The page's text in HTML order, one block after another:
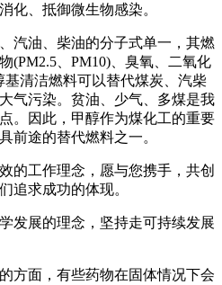
化、抵御微生物感染。
汽油、柴油的分子式单一，其燃
(PM2.5、PM10)、臭氧、二氧化
清洁燃料可以替代煤炭、汽柴
气污染。贫油、少气、多煤是我
。因此，甲醇作为煤化工的重要
前途的替代燃料之一。
的工作理念，愿与您携手，共创
追求成功的体现。
发展的理念，坚持走可持续发展
方面，有些药物在固体情况下会